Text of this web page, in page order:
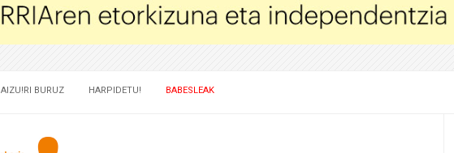
AIZU!RI BURUZ HARPIDETU! BABESLEAK